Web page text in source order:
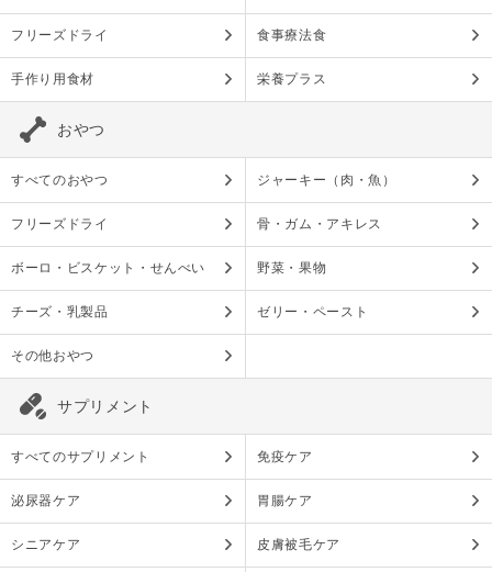
フリーズドライ 食事療法食
手作り用食材 栄養プラス
おやつ
すべてのおやつ ジャーキー（肉・魚）
フリーズドライ 骨・ガム・アキレス
ボーロ・ビスケット・せんべい 野菜・果物
チーズ・乳製品 ゼリー・ペースト
その他おやつ
サプリメント
すべてのサプリメント 免疫ケア
泌尿器ケア 胃腸ケア
シニアケア 皮膚被毛ケア